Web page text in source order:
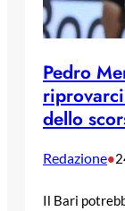
Pedro
dello
Redazione•
Il Bari